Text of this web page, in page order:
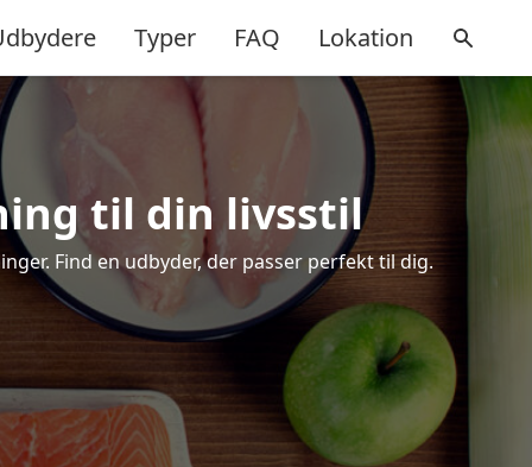
Typer FAQ Lokation
til din livsstil
Find en udbyder, der passer perfekt til dig.